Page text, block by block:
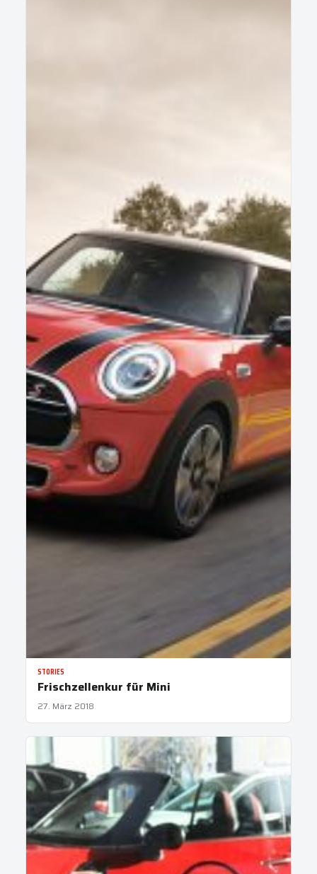
STORIES
Frischzellenkur für Mini
27. März 2018